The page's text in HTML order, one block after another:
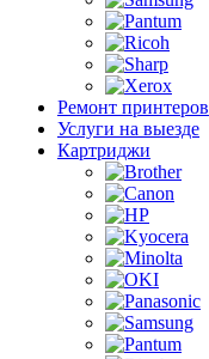
Ремонт принтеров
Услуги на выезде
Картриджи